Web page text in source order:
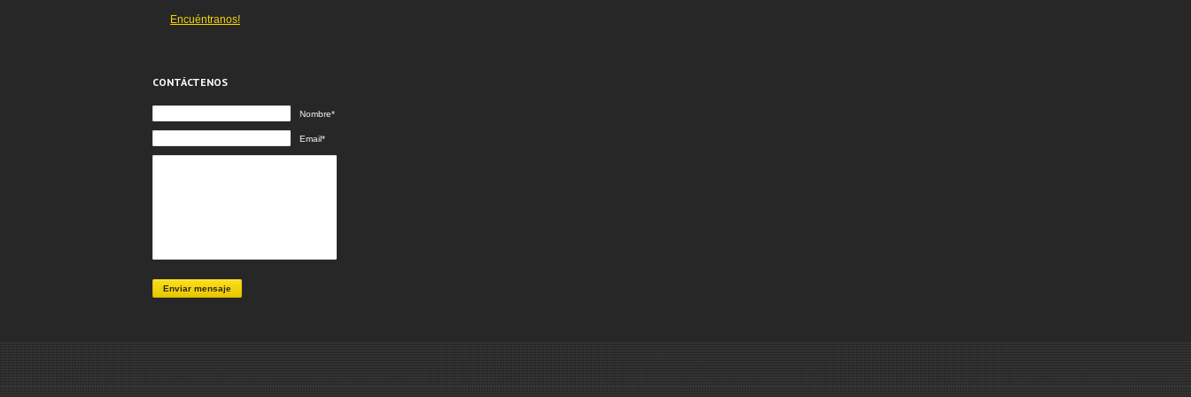
Encuéntranos!
CONTÁCTENOS
Nombre*
Email*
Enviar mensaje